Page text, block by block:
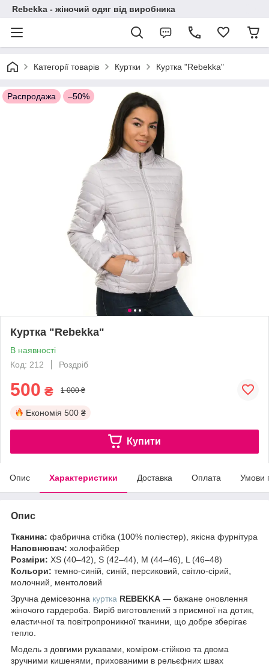
Rebekka - жіночий одяг від виробника
Категорії товарів Куртки Куртка "Rebekka"
Распродажа –50%
Куртка "Rebekka"
В наявності
Код: 212
Роздріб
500 ₴ 1 000 ₴
Економія 500 ₴
Купити
Опис Характеристики Доставка Оплата Умови
Опис
Тканина: фабрична стібка (100% поліестер), якісна фурнітура
Наповнювач: холофайбер
Розміри: XS (40–42), S (42–44), M (44–46), L (46–48)
Кольори: темно-синій, синій, персиковий, світло-сірий,
молочний, ментоловий
Зручна демісезонна куртка REBEKKA — бажане оновлення
жіночого гардероба. Виріб виготовлений з приємної на дотик,
еластичної та повітропроникної тканини, що добре зберігає
тепло.
Модель з довгими рукавами, коміром-стійкою та двома
зручними кишенями, прихованими в рельєфних швах